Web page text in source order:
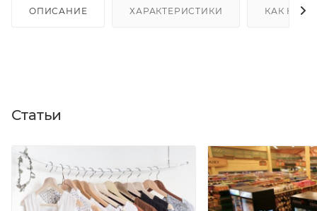
ОПИСАНИЕ ХАРАКТЕРИСТИКИ КАК
Статьи